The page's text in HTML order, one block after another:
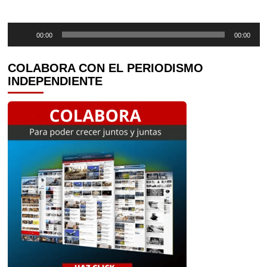
Reproductor
de
audio
00:00 00:00
COLABORA CON EL PERIODISMO
INDEPENDIENTE